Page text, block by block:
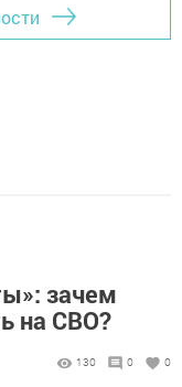
зачем
на СВО?
130 0 0